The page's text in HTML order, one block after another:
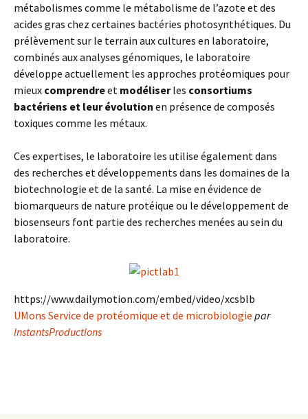
métabolismes comme le métabolisme de l’azote et des
acides gras chez certaines bactéries photosynthétiques. Du
prélèvement sur le terrain aux cultures en laboratoire,
combinés aux analyses génomiques, le laboratoire
développe actuellement les approches protéomiques pour
mieux comprendreet modéliserles consortiums
bactériens et leur évolution en présence de composés
toxiques comme les métaux.
Ces expertises, le laboratoire les utilise également dans
des recherches et développements dans les domaines de la
biotechnologie et de la santé. La mise en évidence de
biomarqueurs de nature protéique ou le développement de
biosenseurs font partie des recherches menées au sein du
laboratoire.
https://www.dailymotion.com/embed/video/xcsblb
UMons Service de protéomique et de microbiologie par
InstantsProductions